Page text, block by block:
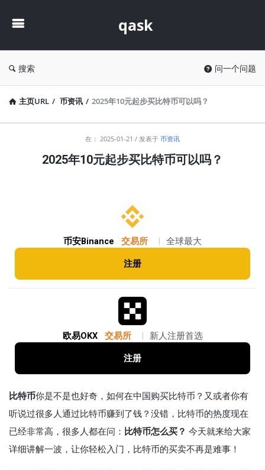
qask
搜索 问一个问题
主页URL / 币资讯 / 2025年10元起步买比特币可以吗？
在： 2025-01-21 发表于 币资讯
2025年10元起步买比特币可以吗？
币安Binance 交易所 全球最大
注册
欧易OKX 交易所 新人注册首选
注册
比特币你是不是也好奇，如何在中国购买比特币？又或者你有
听说过很多人通过比特币赚到了钱？没错，比特币的热度现在
已经非常高，很多人都在问： 比特币怎么买？ 今天就来给大家
详细讲解一波，让你轻松入门，比特币的买卖不再是难事！